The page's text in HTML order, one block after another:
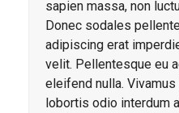
sapien massa, non
Donec sodales
adipiscing erat
velit. Pellentesque eu
eleifend nulla.
lobortis odio interdum